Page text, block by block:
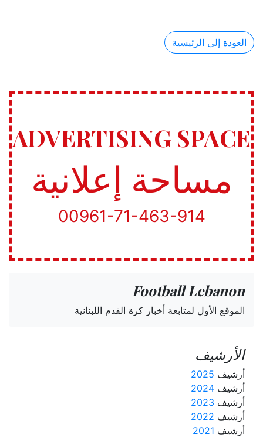
العودة إلى الرئيسية
ADVERTISING SPACE
مساحة إعلانية
00961-71-463-914
Football Lebanon
الموقع الأول لمتابعة أخبار كرة القدم اللبنانية
الأرشيف
أرشيف 2025
أرشيف 2024
أرشيف 2023
أرشيف 2022
أرشيف 2021